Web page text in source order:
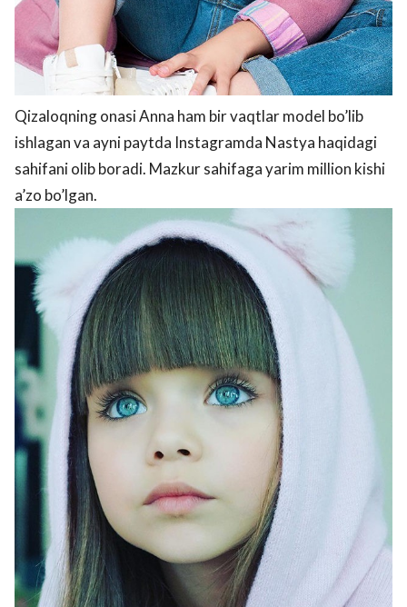
Qizaloqning onasi Anna ham bir vaqtlar model bo’lib
ishlagan va ayni paytda Instagramda Nastya haqidagi
sahifani olib boradi. Mazkur sahifaga yarim million kishi
a’zo bo’lgan.